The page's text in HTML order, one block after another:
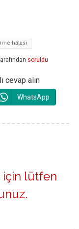
hatası
soruldu
cevap alın
WhatsApp
için lütfen
.